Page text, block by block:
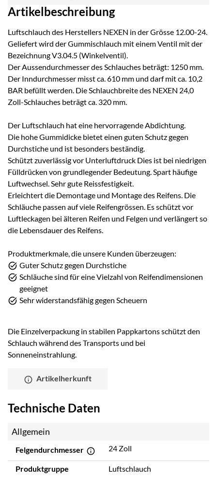
Artikelbeschreibung
Luftschlauch des Herstellers NEXEN in der Grösse 12.00-24.
Geliefert wird der Gummischlauch mit einem Ventil mit der
Bezeichnung V3.04.5 (Winkelventil).
Der Aussendurchmesser des Schlauches beträgt: 1250 mm.
Der Inndurchmesser misst ca. 610 mm und darf mit ca. 10,2
BAR befüllt werden. Die Schlauchbreite des NEXEN 24,0
Zoll-Schlauches beträgt ca. 320 mm.
Der Luftschlauch hat eine hervorragende Abdichtung.
Die hohe Gummidicke bietet einen guten Schutz gegen
Durchstiche und ist besonders beständig.
Schützt zuverlässig vor Unterluftdruck Dies ist bei niedrigen
Fülldrücken von grundlegender Bedeutung. Spart häufige
Luftwechsel. Sehr gute Reissfestigkeit.
Erleichtert die Demontage und Montage des Reifens. Die
Schläuche passen auf viele Reifengrössen. Es schützt vor
Luftleckagen bei älteren Reifen und Felgen und verlängert so
die Lebensdauer des Reifens.
Produktmerkmale, die unsere Kunden überzeugen:
Guter Schutz gegen Durchstiche
Schläuche sind für eine Vielzahl von Reifendimensionen
geeignet
Sehr widerstandsfähig gegen Scheuern
Die Einzelverpackung in stabilen Pappkartons schützt den
Schlauch während des Transports und bei
Sonneneinstrahlung.
Artikelherkunft
Technische Daten
Allgemein
Felgendurchmesser 24 Zoll
Produktgruppe Luftschlauch